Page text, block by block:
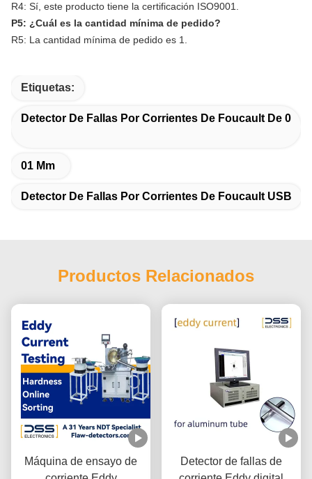
R4: Sí, este producto tiene la certificación ISO9001.
P5: ¿Cuál es la cantidad mínima de pedido?
R5: La cantidad mínima de pedido es 1.
Etiquetas:
Detector De Fallas Por Corrientes De Foucault De 0
01 Mm
Detector De Fallas Por Corrientes De Foucault USB
Productos Relacionados
Máquina de ensayo de
Detector de fallas de